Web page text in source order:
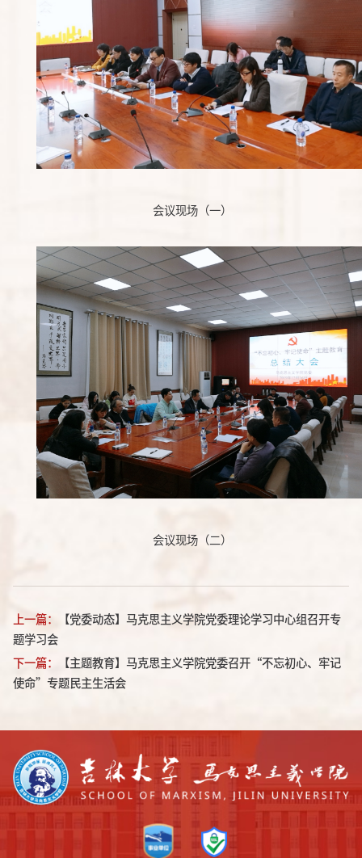
会议现场（一）
会议现场（二）
上一篇：
【党委动态】马克思主义学院党委理论学习中心组召开专
题学习会
下一篇：
【主题教育】马克思主义学院党委召开“不忘初心、牢记
使命”专题民主生活会